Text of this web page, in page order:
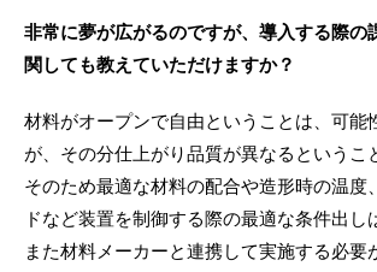
非常に夢が広がるのですが、導入する際の
関しても教えていただけますか？
材料がオープンで自由ということは、可能
が、その分仕上がり品質が異なるというこ
そのため最適な材料の配合や造形時の温度
ドなど装置を制御する際の最適な条件出し
また材料メーカーと連携して実施する必要